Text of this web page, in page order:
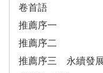
卷首語
推薦序一
推薦序二
推薦序三 永續發